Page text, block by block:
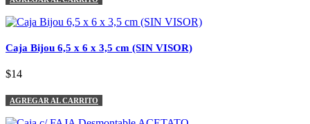
Caja Bijou 6,5 x 6 x 3,5 cm (SIN VISOR)
$14
AGREGAR AL CARRITO